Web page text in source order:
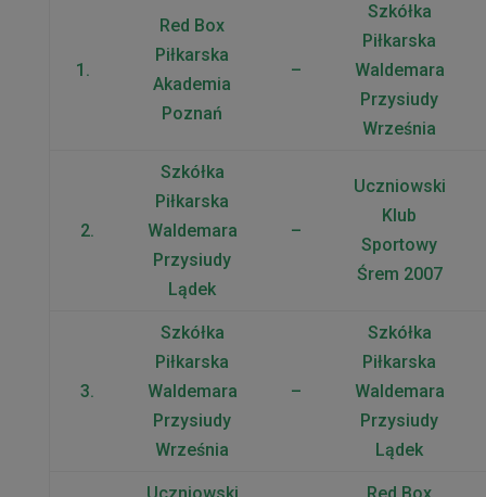
1.
Red Box
Piłkarska
Akademia
Poznań
–
Szkółka
Piłkarska
Waldemara
Przysiudy
Września
2.
Szkółka
Piłkarska
Waldemara
Przysiudy
Lądek
–
Uczniowski
Klub
Sportowy
Śrem 2007
3.
Szkółka
Piłkarska
Waldemara
Przysiudy
Września
–
Szkółka
Piłkarska
Waldemara
Przysiudy
Lądek